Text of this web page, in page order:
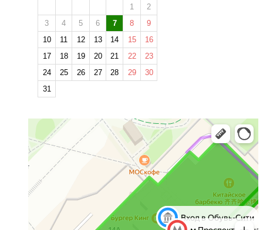
1
2
3
4 5 6 7 8
9
10
11 12 13 14 15
16
17
18 19 20 21 22
23
24
25 26 27 28 29
30
31